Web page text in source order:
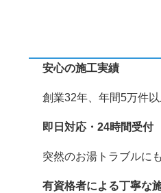
安心の施工実績
創業32年、年間5万件
即日対応・24時間受付
突然のお湯トラブルに
有資格者による丁寧な